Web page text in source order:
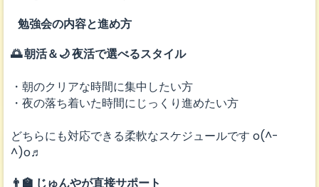
勉強会の内容と進め方
🌅 朝活＆🌙 夜活で選べるスタイル
・朝のクリアな時間に集中したい方
・夜の落ち着いた時間にじっくり進めたい方
どちらにも対応できる柔軟なスケジュールです o(^-
^)o♬
👨‍🏫 じゅんやが直接サポート